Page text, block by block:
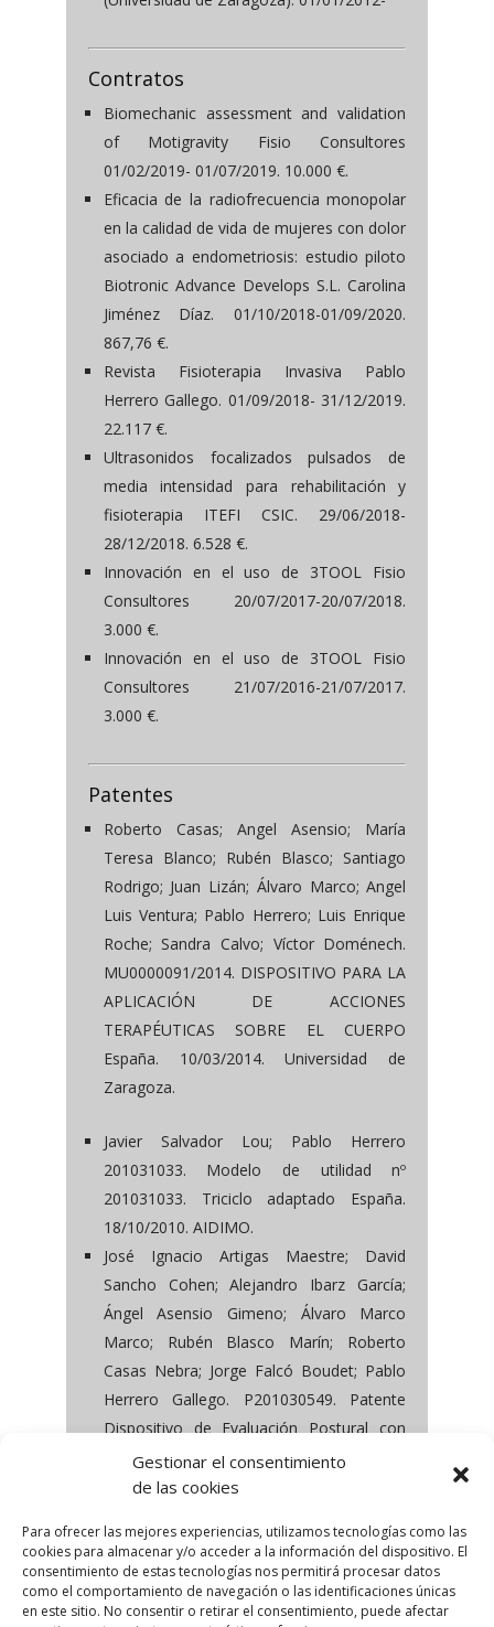
Gestionar el consentimiento
de las cookies
Para ofrecer las mejores experiencias, utilizamos tecnologías como las
cookies para almacenar y/o acceder a la información del dispositivo. El
consentimiento de estas tecnologías nos permitirá procesar datos
como el comportamiento de navegación o las identificaciones únicas
en este sitio. No consentir o retirar el consentimiento, puede afectar
Contratos
Biomechanic assessment and validation
of Motigravity Fisio Consultores
01/02/2019- 01/07/2019. 10.000 €.
Eficacia de la radiofrecuencia monopolar
en la calidad de vida de mujeres con dolor
asociado a endometriosis: estudio piloto
Biotronic Advance Develops S.L. Carolina
Jiménez Díaz. 01/10/2018-01/09/2020.
867,76 €.
Revista Fisioterapia Invasiva Pablo
Herrero Gallego. 01/09/2018- 31/12/2019.
22.117 €.
Ultrasonidos focalizados pulsados de
media intensidad para rehabilitación y
fisioterapia ITEFI CSIC. 29/06/2018-
28/12/2018. 6.528 €.
Innovación en el uso de 3TOOL Fisio
Consultores 20/07/2017-20/07/2018.
3.000 €.
Innovación en el uso de 3TOOL Fisio
Consultores 21/07/2016-21/07/2017.
3.000 €.
Patentes
Roberto Casas; Angel Asensio; María
Teresa Blanco; Rubén Blasco; Santiago
Rodrigo; Juan Lizán; Álvaro Marco; Angel
Luis Ventura; Pablo Herrero; Luis Enrique
Roche; Sandra Calvo; Víctor Doménech.
MU0000091/2014. DISPOSITIVO PARA LA
APLICACIÓN DE ACCIONES
TERAPÉUTICAS SOBRE EL CUERPO
España. 10/03/2014. Universidad de
Zaragoza.
Javier Salvador Lou; Pablo Herrero
201031033. Modelo de utilidad nº
201031033. Triciclo adaptado España.
18/10/2010. AIDIMO.
José Ignacio Artigas Maestre; David
Sancho Cohen; Alejandro Ibarz García;
Ángel Asensio Gimeno; Álvaro Marco
Marco; Rubén Blasco Marín; Roberto
Casas Nebra; Jorge Falcó Boudet; Pablo
Herrero Gallego. P201030549. Patente
Dispositivo de Evaluación Postural con
goniómetro e inclinómetro España.
15/04/2010. Universidad de Zaragoza.